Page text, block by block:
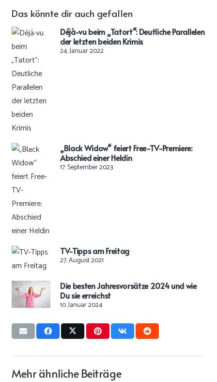
Das könnte dir auch gefallen
Déjà-vu beim „Tatort“: Deutliche Parallelen
der letzten beiden Krimis
24. Januar 2022
„Black Widow“ feiert Free-TV-Premiere:
Abschied einer Heldin
17. September 2023
TV-Tipps am Freitag
27. August 2021
Die besten Jahresvorsätze 2024 und wie
Du sie erreichst
10. Januar 2024
Mehr ähnliche Beiträge